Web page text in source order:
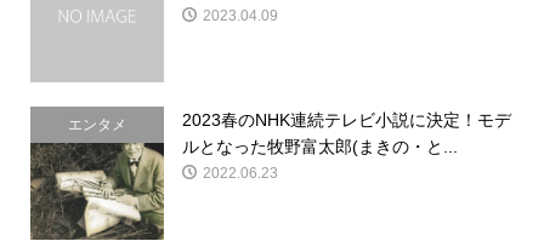
2023.04.09
エンタメ
2023春のNHK連続テレビ小説に決定！モデ
ルとなった牧野富太郎(まきの・と...
2022.06.23